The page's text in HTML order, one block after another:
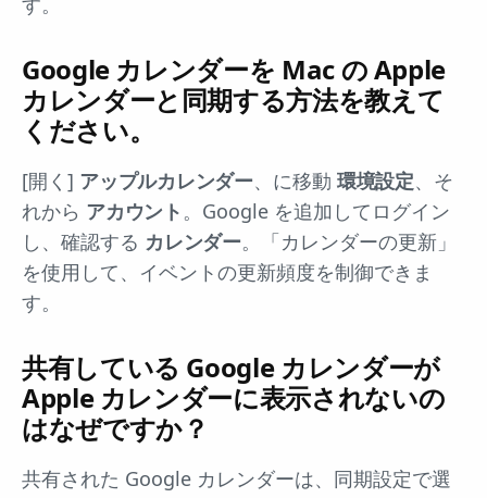
Google カレンダーを Mac の Apple
カレンダーと同期する方法を教えて
ください。
[開く] アップルカレンダー、に移動 環境設定、そ
れから アカウント。Google を追加してログイン
し、確認する カレンダー。「カレンダーの更新」
を使用して、イベントの更新頻度を制御できま
す。
共有している Google カレンダーが
Apple カレンダーに表示されないの
はなぜですか？
共有された Google カレンダーは、同期設定で選